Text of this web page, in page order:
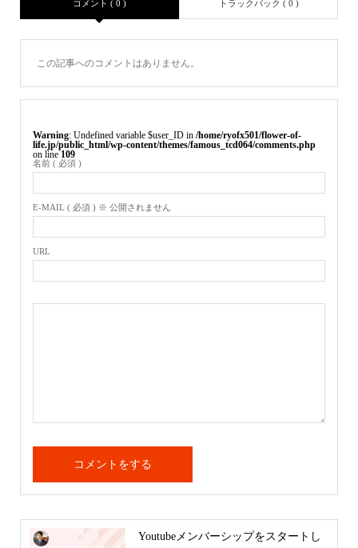
コメント ( 0 ) トラックバック ( 0 )
この記事へのコメントはありません。
Warning : Undefined variable $user_ID in /home/ryofx501/flower-of-
life.jp/public_html/wp-content/themes/famous_tcd064/comments.php
on line 109
名前 ( 必須 )
E-MAIL ( 必須 ) ※ 公開されません
URL
Youtubeメンバーシップをスタートし